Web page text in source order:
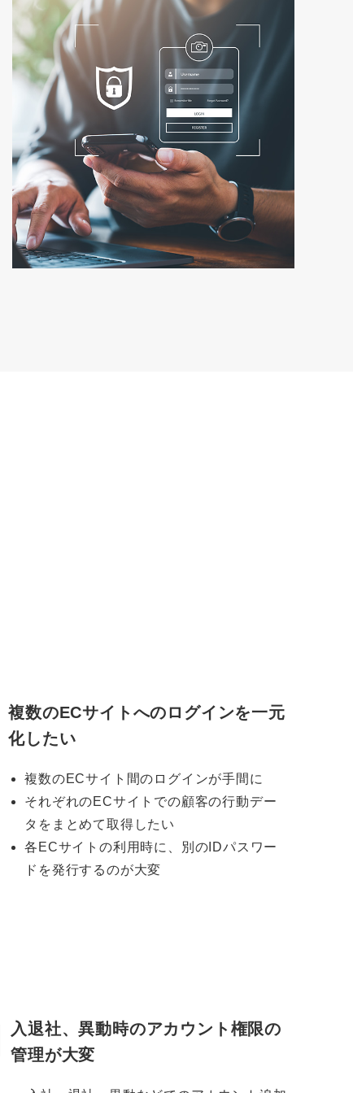
複数のECサイトへのログインを一元
化したい
複数のECサイト間のログインが手間に
それぞれのECサイトでの顧客の行動デー
タをまとめて取得したい
各ECサイトの利用時に、別のIDパスワー
ドを発行するのが大変
入退社、異動時のアカウント権限の
管理が大変